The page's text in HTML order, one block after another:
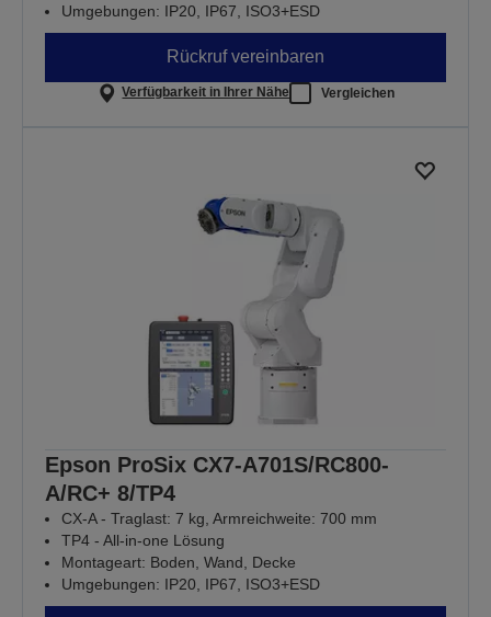
Umgebungen: IP20, IP67, ISO3+ESD
Rückruf vereinbaren
Verfügbarkeit in Ihrer Nähe Vergleichen
Epson ProSix CX7-A701S/RC800-
A/RC+ 8/TP4
CX-A - Traglast: 7 kg, Armreichweite: 700 mm
TP4 - All-in-one Lösung
Montageart: Boden, Wand, Decke
Umgebungen: IP20, IP67, ISO3+ESD